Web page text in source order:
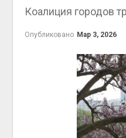
Коалиция городов
Опубликовано Мар 3, 2026